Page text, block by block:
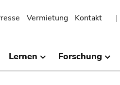
Vermietung Kontakt
Lernen Forschung